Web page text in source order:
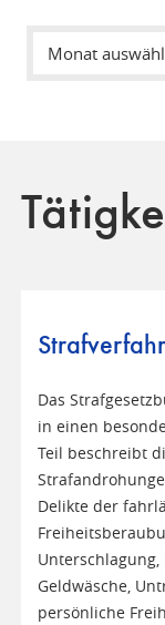
Das
in einen
Teil beschreibt
Delikte der
Unterschlagung,
Geldwäsche,
persönliche